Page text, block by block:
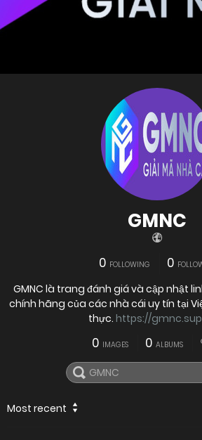
GMNC
0 FOLLOWING 0
GMNC là trang đánh giá và cập nhật
chính hãng của các nhà cái uy tín tại
thực. https://
0 IMAGES 0 ALBUMS
Most recent